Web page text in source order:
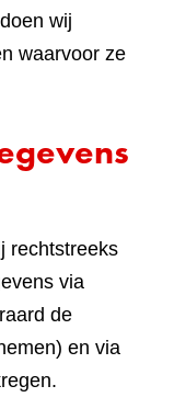
wij
waarvoor ze
rechtstreeks
via
de
en via